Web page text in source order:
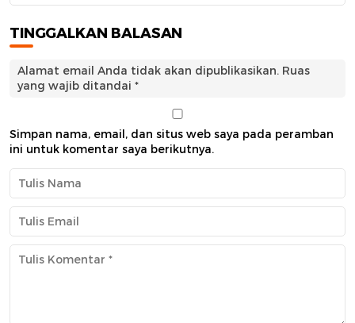
TINGGALKAN BALASAN
Alamat email Anda tidak akan dipublikasikan. Ruas
yang wajib ditandai *
Simpan nama, email, dan situs web saya pada peramban
ini untuk komentar saya berikutnya.